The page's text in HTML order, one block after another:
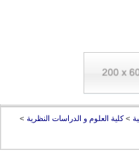
> كلية العلوم و الدراسات النظرية >